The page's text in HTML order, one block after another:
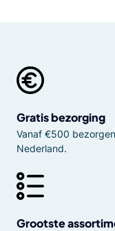
Gratis bezorging
Vanaf €500
Nederland.
Grootste